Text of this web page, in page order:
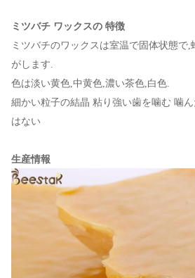
ミツバチ ワックスの 特徴
ミツバチのワックスは室温で固体状態で,
がします.
色は淡い黄色,中黄色,濃い茶色,白色.
細かい粒子の結晶 粘り強い歯を噛む 噛
はない
生産情報